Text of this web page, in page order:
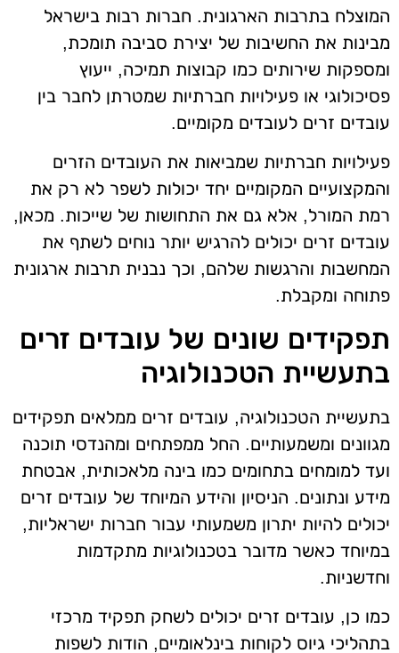
המוצלח בתרבות הארגונית. חברות רבות בישראל
מבינות את החשיבות של יצירת סביבה תומכת,
ומספקות שירותים כמו קבוצות תמיכה, ייעוץ
פסיכולוגי או פעילויות חברתיות שמטרתן לחבר בין
עובדים זרים לעובדים מקומיים.
פעילויות חברתיות שמביאות את העובדים הזרים
והמקצועיים המקומיים יחד יכולות לשפר לא רק את
רמת המורל, אלא גם את התחושות של שייכות. מכאן,
עובדים זרים יכולים להרגיש יותר נוחים לשתף את
המחשבות והרגשות שלהם, וכך נבנית תרבות ארגונית
פתוחה ומקבלת.
תפקידים שונים של עובדים זרים
בתעשיית הטכנולוגיה
בתעשיית הטכנולוגיה, עובדים זרים ממלאים תפקידים
מגוונים ומשמעותיים. החל ממפתחים ומהנדסי תוכנה
ועד למומחים בתחומים כמו בינה מלאכותית, אבטחת
מידע ונתונים. הניסיון והידע המיוחד של עובדים זרים
יכולים להיות יתרון משמעותי עבור חברות ישראליות,
במיוחד כאשר מדובר בטכנולוגיות מתקדמות
וחדשניות.
כמו כן, עובדים זרים יכולים לשחק תפקיד מרכזי
בתהליכי גיוס לקוחות בינלאומיים, הודות לשפות